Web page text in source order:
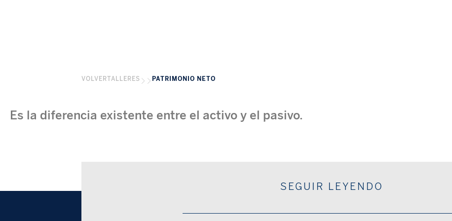
VOLVER TALLERES PATRIMONIO NETO
Es la diferencia existente entre el activo y el pasivo.
SEGUIR LEYENDO